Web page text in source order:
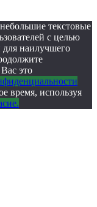
текстовые
с целью
для наилучшего
это
время, используя